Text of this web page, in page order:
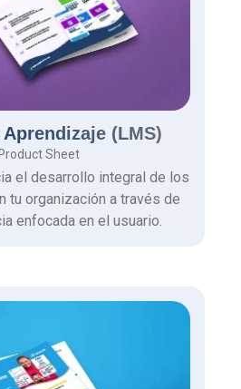
(LMS)
Product Sheet
el desarrollo integral de los
tu organización a través de
enfocada en el usuario.